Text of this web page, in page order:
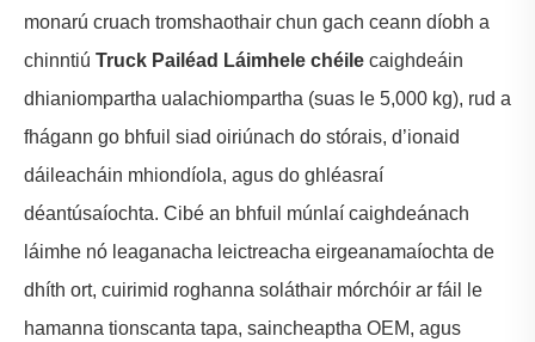
monarú cruach tromshaothair chun gach ceann díobh a
chinntiú Truck Pailéad Láimhe le chéile caighdeáin
dhianiompartha ualachiompartha (suas le 5,000 kg), rud a
fhágann go bhfuil siad oiriúnach do stórais, d’ionaid
dáileacháin mhiondíola, agus do ghléasraí
déantúsaíochta. Cibé an bhfuil múnlaí caighdeánach
láimhe nó leaganacha leictreacha eirgeanamaíochta de
dhíth ort, cuirimid roghanna soláthair mórchóir ar fáil le
hamanna tionscanta tapa, saincheaptha OEM, agus